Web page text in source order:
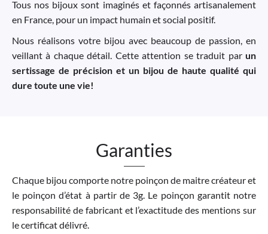
Tous nos bijoux sont imaginés et façonnés artisanalement
en France, pour un impact humain et social positif.
Nous réalisons votre bijou avec beaucoup de passion, en
veillant à chaque détail. Cette attention se traduit par un
sertissage de précision et un bijou de haute qualité qui
dure toute une vie!
Garanties
Chaque bijou comporte notre poinçon de maitre créateur et
le poinçon d’état à partir de 3g. Le poinçon garantit notre
responsabilité de fabricant et l’exactitude des mentions sur
le certificat délivré.